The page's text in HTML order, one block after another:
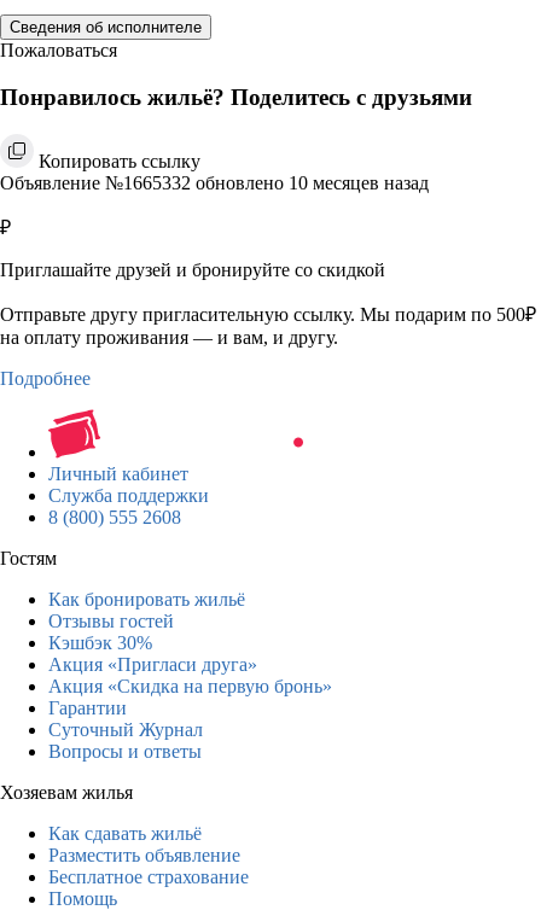
Сведения об исполнителе
Пожаловаться
Понравилось жильё? Поделитесь с друзьями
Копировать ссылку
Объявление №1665332 обновлено 10 месяцев назад
₽
Приглашайте друзей и бронируйте со скидкой
Отправьте другу пригласительную ссылку. Мы подарим по 500₽
на оплату проживания — и вам, и другу.
Подробнее
Личный кабинет
Служба поддержки
8 (800) 555 2608
Гостям
Как бронировать жильё
Отзывы гостей
Кэшбэк 30%
Акция «Пригласи друга»
Акция «Скидка на первую бронь»
Гарантии
Суточный Журнал
Вопросы и ответы
Хозяевам жилья
Как сдавать жильё
Разместить объявление
Бесплатное страхование
Помощь